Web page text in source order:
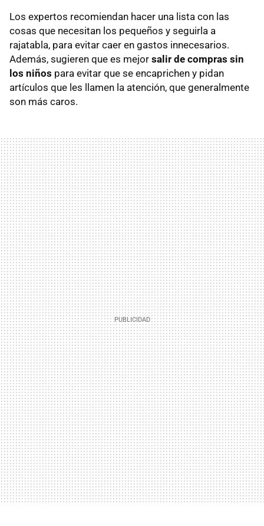
Los expertos recomiendan hacer una lista con las
cosas que necesitan los pequeños y seguirla a
rajatabla, para evitar caer en gastos innecesarios.
Además, sugieren que es mejor salir de compras sin
los niños para evitar que se encaprichen y pidan
artículos que les llamen la atención, que generalmente
son más caros.